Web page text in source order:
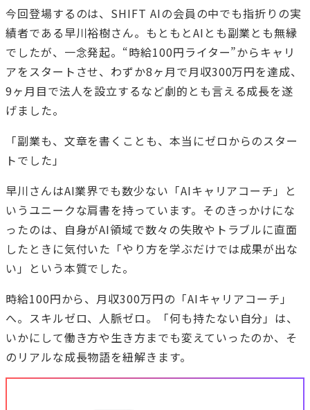
今回登場するのは、SHIFT AIの会員の中でも指折りの実
績者である早川裕樹さん。もともとAIとも副業とも無縁
でしたが、一念発起。“時給100円ライター”からキャリ
アをスタートさせ、わずか8ヶ月で月収300万円を達成、
9ヶ月目で法人を設立するなど劇的とも言える成長を遂
げました。
「副業も、文章を書くことも、本当にゼロからのスター
トでした」
早川さんはAI業界でも数少ない「AIキャリアコーチ」と
いうユニークな肩書を持っています。そのきっかけにな
ったのは、自身がAI領域で数々の失敗やトラブルに直面
したときに気付いた「やり方を学ぶだけでは成果が出な
い」という本質でした。
時給100円から、月収300万円の「AIキャリアコーチ」
へ。スキルゼロ、人脈ゼロ。「何も持たない自分」は、
いかにして働き方や生き方までも変えていったのか、そ
のリアルな成長物語を紐解きます。